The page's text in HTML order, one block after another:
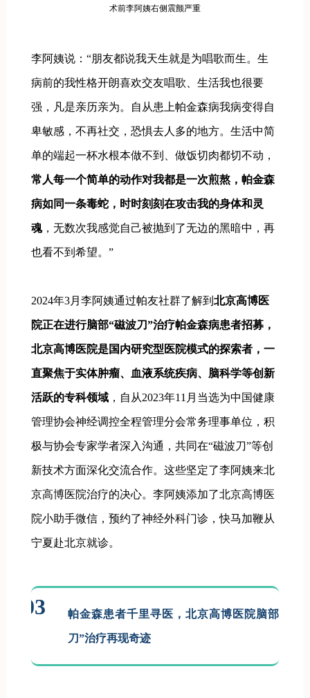
术前李阿姨右侧震颤严重
李阿姨说：“朋友都说我天生就是为唱歌而生。生
病前的我性格开朗喜欢交友唱歌、生活我也很要
强，凡是亲历亲为。自从患上帕金森病我病变得自
卑敏感，不再社交，恐惧去人多的地方。生活中简
单的端起一杯水根本做不到、做饭切肉都切不动，
常人每一个简单的动作对我都是一次煎熬，帕金森
病如同一条毒蛇，时时刻刻在攻击我的身体和灵
魂，无数次我感觉自己被抛到了无边的黑暗中，再
也看不到希望。”
2024年3月李阿姨通过帕友社群了解到 北京高博医
院正在进行脑部“磁波刀”治疗帕金森病患者招募，
北京高博医院是国内研究型医院模式的探索者，一
直聚焦于实体肿瘤、血液系统疾病、脑科学等创新
活跃的专科领域 ，自从2023年11月当选为中国健康
管理协会神经调控全程管理分会常务理事单位，积
极与协会专家学者深入沟通，共同在“磁波刀”等创
新技术方面深化交流合作。这些坚定了李阿姨来北
京高博医院治疗的决心。李阿姨添加了北京高博医
院小助手微信，预约了神经外科门诊，快马加鞭从
宁夏赴北京就诊。
03 帕金森患者千里寻医，北京高博医院脑部“磁波
刀”治疗再现奇迹